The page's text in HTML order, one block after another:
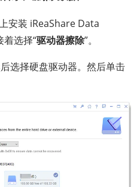
安装 iReaShare Data
选择“驱动器擦除”。
选择硬盘驱动器。然后单击